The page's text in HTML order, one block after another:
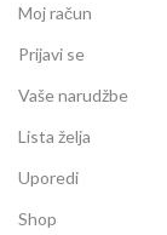
Moj račun
Prijavi se
Vaše narudžbe
Lista želja
Uporedi
Shop